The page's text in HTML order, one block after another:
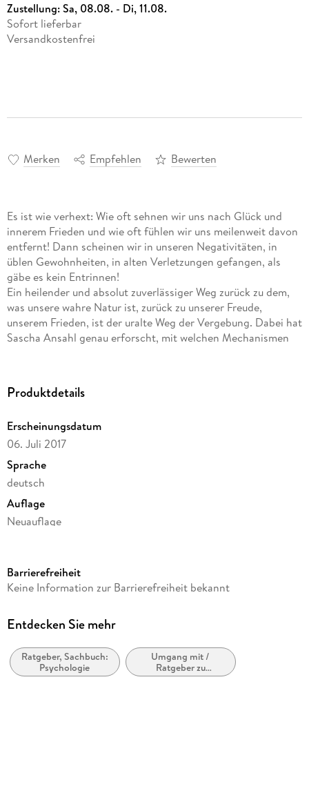
Zustellung:Sa, 08.08. - Di, 11.08.
Sofort lieferbar
Versandkostenfrei
Merken Empfehlen Bewerten
Es ist wie verhext: Wie oft sehnen wir uns nach Glück und
innerem Frieden und wie oft fühlen wir uns meilenweit davon
entfernt! Dann scheinen wir in unseren Negativitäten, in
üblen Gewohnheiten, in alten Verletzungen gefangen, als
gäbe es kein Entrinnen!
Ein heilender und absolut zuverlässiger Weg zurück zu dem,
was unsere wahre Natur ist, zurück zu unserer Freude,
unserem Frieden, ist der uralte Weg der Vergebung. Dabei hat
Sascha Ansahl genau erforscht, mit welchen Mechanismen
zeigt der Autor, wie wir den Weg zurück zu uns selbst
Freiheit, in unseren inneren Frieden in das Leben - zu Gott.
Produktdetails
Erscheinungsdatum
06. Juli 2017
Sprache
deutsch
Auflage
Neuauflage
Autor/Autorin
Verlag/Hersteller
Produktart
kartoniert
Barrierefreiheit
Keine Information zur Barrierefreiheit bekannt
Entdecken Sie mehr
Ratgeber, Sachbuch:
Psychologie
Umgang mit /
Ratgeber zu
persönlichen, sozialen